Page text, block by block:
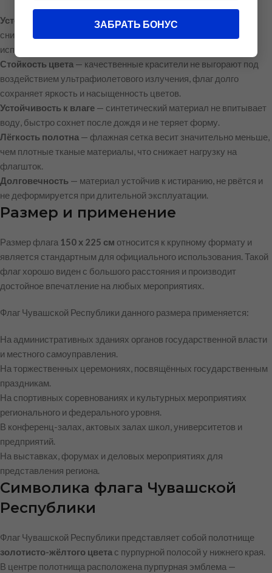
Устойчивость к ветровым нагрузкам — сетчатая структура
снижает парусность, что увеличивает срок службы флага при
использовании на открытом воздухе.
Стойкость цвета — качественные красители не выгорают под
воздействием ультрафиолетового излучения, флаг долго
сохраняет яркость и насыщенность цветов.
Устойчивость к влаге — синтетический материал не впитывает
воду, быстро сохнет после дождя и не теряет форму.
Лёгкость полотна — флажная сетка весит значительно меньше,
чем плотные тканые материалы, что снижает нагрузку на
флагшток.
Долговечность — материал устойчив к истиранию, не рвётся и
не деформируется при длительной эксплуатации.
Размер и применение
Размер флага 150 х 225 см относится к крупному формату и
является стандартным для официального использования. Такой
флаг хорошо виден с большого расстояния и производит
достойное впечатление на любых мероприятиях.
Флаг Чувашской Республики данного размера применяется:
На административных зданиях органов государственной власти
и местного самоуправления.
На торжественных церемониях, посвящённых государственным
праздникам.
На спортивных соревнованиях и культурных мероприятиях
регионального и федерального уровня.
В конференц-залах, актовых залах школ, университетов и
предприятий.
На выставках, форумах и деловых мероприятиях для
представления региона.
Символика флага Чувашской
Республики
Флаг Чувашской Республики представляет собой полотнище
золотисто-жёлтого цвета с пурпурной полосой у нижнего края.
В центре полотнища расположена пурпурная эмблема —
ЗАБРАТЬ БОНУС